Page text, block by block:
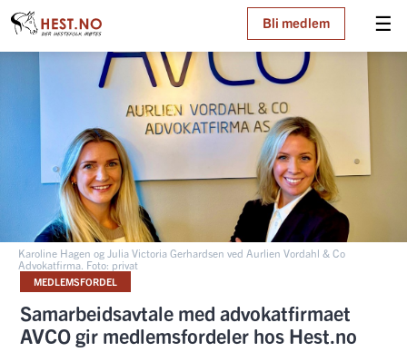
☰
Bli medlem
Karoline Hagen og Julia Victoria Gerhardsen ved Aurlien Vordahl & Co
Advokatfirma. Foto: privat
MEDLEMSFORDEL
Samarbeidsavtale med advokatfirmaet
AVCO gir medlemsfordeler hos Hest.no